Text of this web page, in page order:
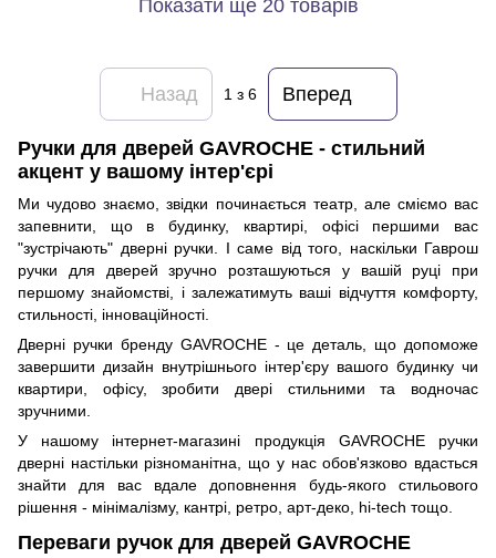
Показати ще 20 товарів
Назад 1 з 6 Вперед
Ручки для дверей GAVROCHE - стильний
акцент у вашому інтер'єрі
Ми чудово знаємо, звідки починається театр, але сміємо вас
запевнити, що в будинку, квартирі, офісі першими вас
"зустрічають" дверні ручки. І саме від того, наскільки Гаврош
ручки для дверей зручно розташуються у вашій руці при
першому знайомстві, і залежатимуть ваші відчуття комфорту,
стильності, інноваційності.
Дверні ручки бренду GAVROCHE - це деталь, що допоможе
завершити дизайн внутрішнього інтер'єру вашого будинку чи
квартири, офісу, зробити двері стильними та водночас
зручними.
У нашому інтернет-магазині продукція GAVROCHE ручки
дверні настільки різноманітна, що у нас обов'язково вдасться
знайти для вас вдале доповнення будь-якого стильового
рішення - мінімалізму, кантрі, ретро, арт-деко, hi-tech тощо.
Переваги ручок для дверей GAVROCHE